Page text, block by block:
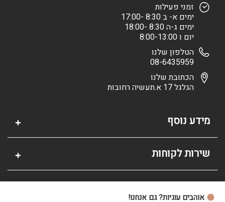
זמני פעילות
ימים א- ב 8:30 -17:00
ימים ג-ה 8:30 -18:00
יום ו 8:00-13:00
הטלפון שלנו
08-6435959
הכתובת שלנו
הגלגל 17 א.תעשיה רחובות
מידע נוסף
שירות לקוחות
אזור אישי
אוהבים עוגיות? גם אנחנו!